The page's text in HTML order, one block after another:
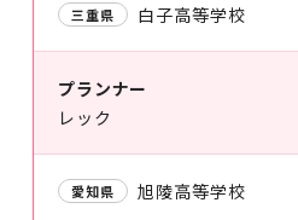
三重県 白子高等学校
プランナー
レック
愛知県 旭陵高等学校